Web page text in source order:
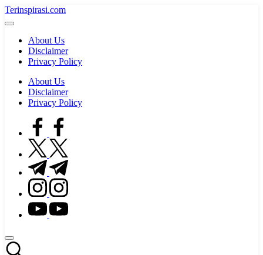
Skip
to
Terinspirasi.com
Inspirasi
TerkiniAbout Us
Disclaimer
Privacy Policy
About Us
Disclaimer
Privacy Policy
facebook.com
twitter.com
t.me
instagram.com
youtube.com